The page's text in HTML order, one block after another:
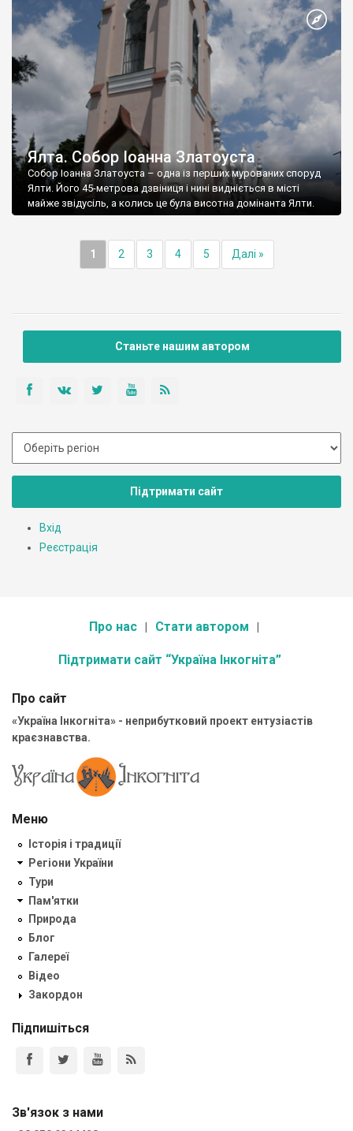
Ялта. Собор Іоанна Златоуста
Собор Іоанна Златоуста – одна із перших мурованих споруд
Ялти. Його 45-метрова дзвіниця і нині видніється в місті
майже звідусіль, а колись це була висотна домінанта Ялти.
1 2 3 4 5 Далі »
Станьте нашим автором
Підтримати сайт
Вхід
Реєстрація
Про нас Стати автором
Підтримати сайт “Україна Інкогніта”
Про сайт
«Україна Інкогніта» - неприбутковий проект ентузіастів
краєзнавства.
Меню
Історія і традиції
Регіони України
Тури
Пам'ятки
Природа
Блог
Галереї
Відео
Закордон
Підпишіться
Зв'язок з нами